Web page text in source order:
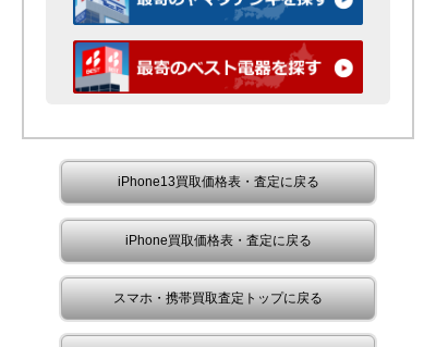
iPhone13買取価格表・査定に戻る
iPhone買取価格表・査定に戻る
スマホ・携帯買取査定トップに戻る